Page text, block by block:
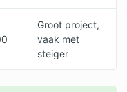
Groot project,
vaak met
steiger